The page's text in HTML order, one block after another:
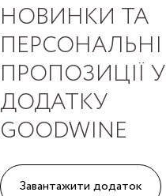
НОВИНКИ ТА
ПЕРСОНАЛЬНІ
ПРОПОЗИЦІЇ У
ДОДАТКУ
GOODWINE
Завантажити додаток